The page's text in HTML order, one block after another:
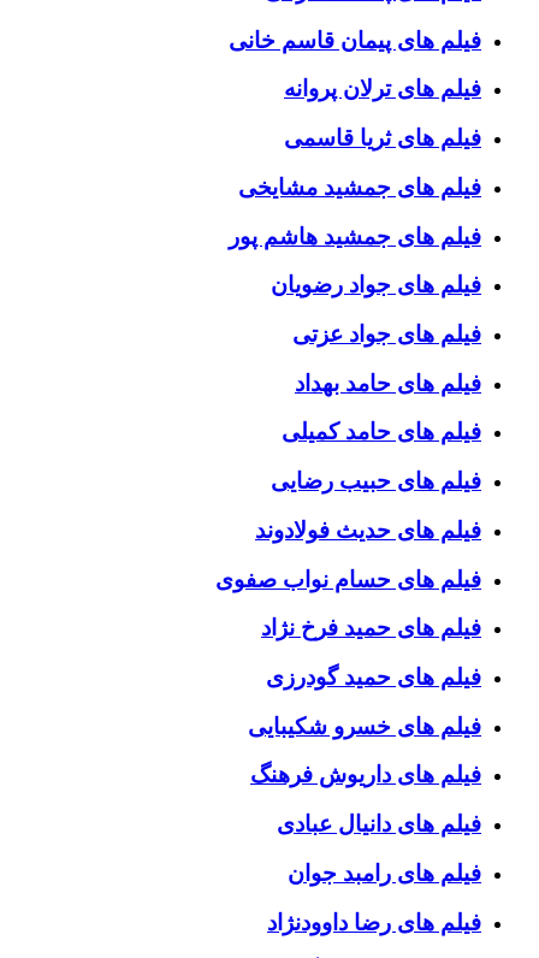
فیلم های پیمان قاسم خانی
فیلم های ترلان پروانه
فیلم های ثریا قاسمی
فیلم های جمشید مشایخی
فیلم های جمشید هاشم پور
فیلم های جواد رضویان
فیلم های جواد عزتی
فیلم های حامد بهداد
فیلم های حامد کمیلی
فیلم های حبیب رضایی
فیلم های حدیث فولادوند
فیلم های حسام نواب صفوی
فیلم های حمید فرخ نژاد
فیلم های حمید گودرزی
فیلم های خسرو شکیبایی
فیلم های داریوش فرهنگ
فیلم های دانیال عبادی
فیلم های رامبد جوان
فیلم های رضا داوودنژاد